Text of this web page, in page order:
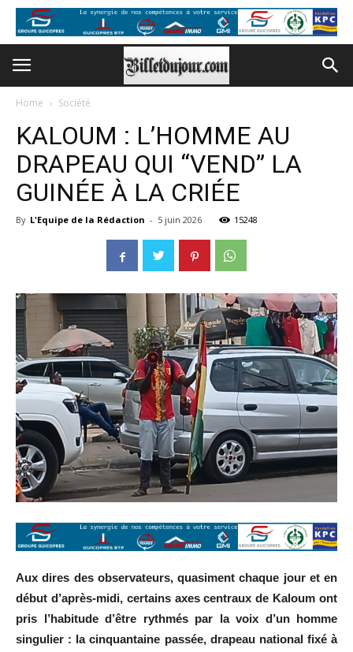
Home Société
KALOUM : L’HOMME AU
DRAPEAU QUI “VEND” LA
GUINÉE À LA CRIÉE
By L'Equipe de la Rédaction - 5 juin 2026 15248
Aux dires des observateurs, quasiment chaque jour et en
début d’après-midi, certains axes centraux de Kaloum ont
pris l’habitude d’être rythmés par la voix d’un homme
singulier : la cinquantaine passée, drapeau national fixé à